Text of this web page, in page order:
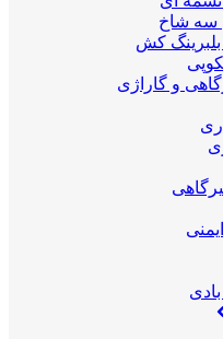
سه شاخ
کش
و گاراژی